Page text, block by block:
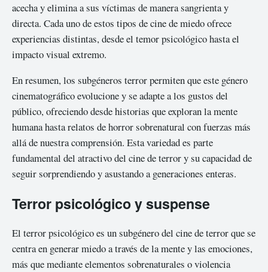
acecha y elimina a sus víctimas de manera sangrienta y
directa. Cada uno de estos tipos de cine de miedo ofrece
experiencias distintas, desde el temor psicológico hasta el
impacto visual extremo.
En resumen, los subgéneros terror permiten que este género
cinematográfico evolucione y se adapte a los gustos del
público, ofreciendo desde historias que exploran la mente
humana hasta relatos de horror sobrenatural con fuerzas más
allá de nuestra comprensión. Esta variedad es parte
fundamental del atractivo del cine de terror y su capacidad de
seguir sorprendiendo y asustando a generaciones enteras.
Terror psicológico y suspense
El terror psicológico es un subgénero del cine de terror que se
centra en generar miedo a través de la mente y las emociones,
más que mediante elementos sobrenaturales o violencia